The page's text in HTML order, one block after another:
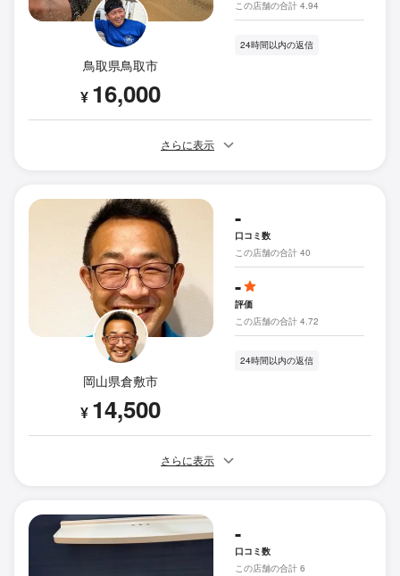
鳥取県鳥取市
¥ 16,000
この店舗の合計 4.94
24時間以内の返信
さらに表示
岡山県倉敷市
¥ 14,500
-
口コミ数
この店舗の合計 40
-
評価
この店舗の合計 4.72
24時間以内の返信
さらに表示
-
口コミ数
この店舗の合計 6